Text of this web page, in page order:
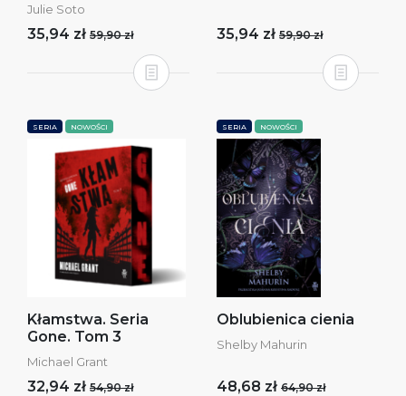
Julie Soto
35,94 zł 59,90 zł 35,94 zł 59,90 zł
SERIA NOWOŚCI
Kłamstwa. Seria
Gone. Tom 3
Michael Grant
32,94 zł 54,90 zł
SERIA NOWOŚCI
Oblubienica cienia
Shelby Mahurin
48,68 zł 64,90 zł